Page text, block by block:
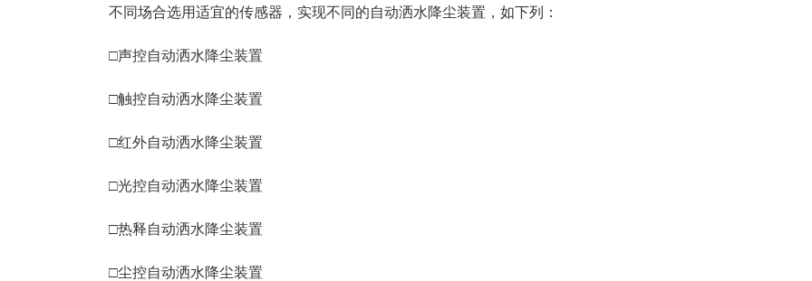
不同场合选用适宜的传感器，实现不同的自动洒水降尘装置，如下列：
□声控自动洒水降尘装置
□触控自动洒水降尘装置
□红外自动洒水降尘装置
□光控自动洒水降尘装置
□热释自动洒水降尘装置
□尘控自动洒水降尘装置